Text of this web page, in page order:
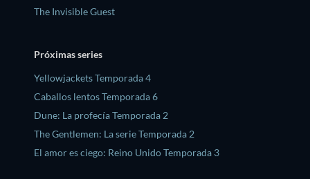
The Invisible Guest
Próximas series
Yellowjackets Temporada 4
Caballos lentos Temporada 6
Dune: La profecía Temporada 2
The Gentlemen: La serie Temporada 2
El amor es ciego: Reino Unido Temporada 3